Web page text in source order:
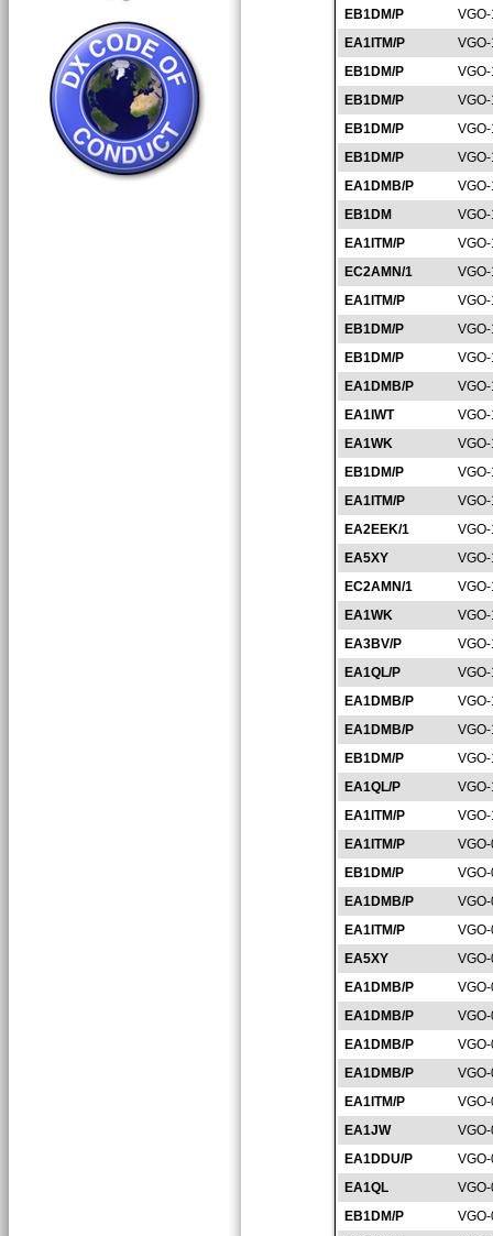
EB1DM/P
EA1ITM/P
EB1DM/P
EB1DM/P
EB1DM/P
EB1DM/P
EA1DMB/P
EB1DM
EA1ITM/P
EC2AMN/1
EA1ITM/P
EB1DM/P
EB1DM/P
EA1DMB/P
EA1IWT
EA1WK
EB1DM/P
EA1ITM/P
EA2EEK/1
EA5XY
EC2AMN/1
EA1WK
EA3BV/P
EA1QL/P
EA1DMB/P
VGO-
EA1DMB/P
EB1DM/P
EA1QL/P
EA1ITM/P
EA1ITM/P
EB1DM/P
EA1DMB/P
EA1ITM/P
EA5XY
EA1DMB/P
EA1DMB/P
EA1DMB/P
EA1DMB/P
EA1ITM/P
EA1JW
EA1DDU/P
EA1QL
EB1DM/P